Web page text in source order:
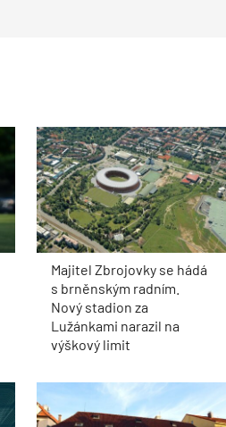
Majitel Zbrojovky se hádá
s brněnským radním.
Nový stadion za
Lužánkami narazil na
výškový limit